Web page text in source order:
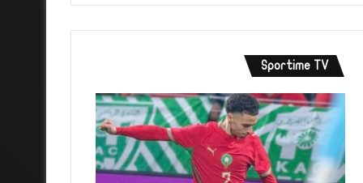
Sportime TV